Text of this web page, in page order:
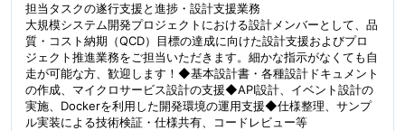
担当タスクの遂行支援と進捗・設計支援業務
大規模システム開発プロジェクトにおける設計メンバーとして、品
質・コスト納期（QCD）目標の達成に向けた設計支援およびプロ
ジェクト推進業務をご担当いただきます。細かな指示がなくても自
走が可能な方、歓迎します！◆基本設計書・各種設計ドキュメント
の作成、マイクロサービス設計の支援◆API設計、イベント設計の
実施、Dockerを利用した開発環境の運用支援◆仕様整理、サンプ
ル実装による技術検証・仕様共有、コードレビュー等